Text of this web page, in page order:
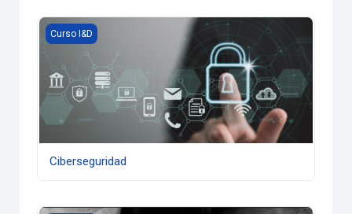
Ciberseguridad
Curso I&D
Ciberseguridad